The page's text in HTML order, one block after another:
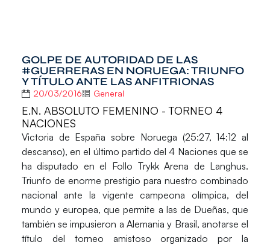
GOLPE DE AUTORIDAD DE LAS
#GUERRERAS EN NORUEGA: TRIUNFO
Y TÍTULO ANTE LAS ANFITRIONAS
20/03/2016 General
E.N. ABSOLUTO FEMENINO - TORNEO 4
NACIONES
Victoria de España sobre Noruega (25:27, 14:12 al
descanso), en el último partido del 4 Naciones que se
ha disputado en el Follo Trykk Arena de Langhus.
Triunfo de enorme prestigio para nuestro combinado
nacional ante la vigente campeona olímpica, del
mundo y europea, que permite a las de Dueñas, que
también se impusieron a Alemaniay Brasil, anotarse el
título del torneo amistoso organizado por la